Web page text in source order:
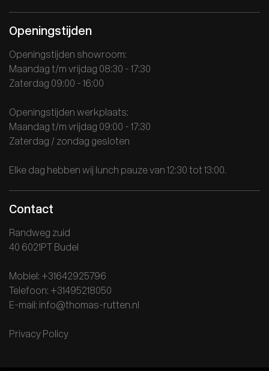
Openingstijden
Openingstijden showroom:
Maandag t/m vrijdag 08:30 - 17:30
Zaterdag 09:00 - 16:00
Openingstijden werkplaats:
Maandag t/m vrijdag 09:00 - 17:30
Zaterdag / zondag gesloten
Elke dag hebben wij lunch pauze van 12:30 tot 13:00.
Contact
Randweg zuid
40 6021PT Budel
Mobiel: +31642925796
Telefoon: +31495218050
E-mail: info@thomas-rutten.nl
Privacy Policy